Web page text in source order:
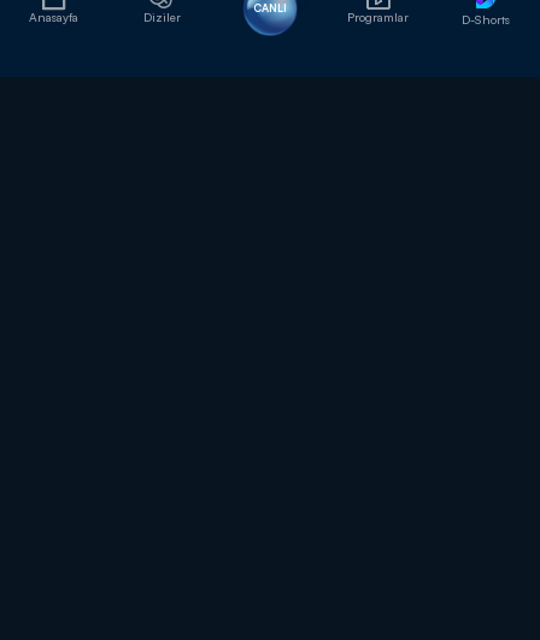
Anasayfa Diziler
CANLI
Programlar D-Shorts